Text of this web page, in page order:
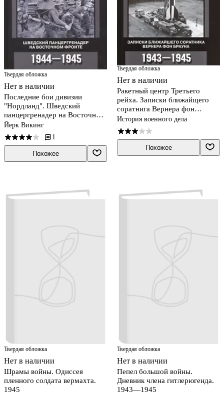
Твердая обложка
Нет в наличии
Последние бои дивизии
"Нордланд". Шведский
панцергренадер на Восточном
фронте 1944-1945
Йерк Викинг
· 1
Похожее
Твердая обложка
Нет в наличии
Ракетный центр Третьего
рейха. Записки ближайщего
соратнига Вернера фон
Брауна. 1943-1945
История военного дела
Похожее
Твердая обложка
Нет в наличии
Шрамы войны. Одиссея
пленного солдата вермахта.
1945
Твердая обложка
Нет в наличии
Пепел большой войны.
Дневник члена гитлерюгенда.
1943—1945